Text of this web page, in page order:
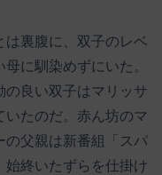
は裏腹に、双子のレベ
に馴染めずにいた。
良い双子はマリッサ
たのだ。赤ん坊のマ
の父親は新番組「スパ
始終いたずらを仕掛け